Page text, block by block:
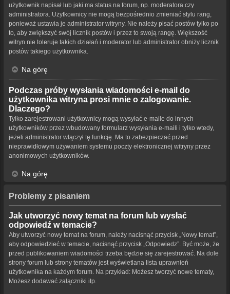
użytkownik napisał lub jaki ma status na forum, np. moderatora czy
administratora. Użytkownicy nie mogą bezpośrednio zmieniać stylu rang,
ponieważ ustawia je administrator witryny. Nie należy pisać postów tylko po
to, aby zwiększyć swój licznik postów i przez to swoją rangę. Większość
witryn nie toleruje takich działań i moderator lub administrator obniży licznik
postów takiego użytkownika.
Na górę
Podczas próby wysłania wiadomości e-mail do
użytkownika witryna prosi mnie o zalogowanie.
Dlaczego?
Tylko zarejestrowani użytkownicy mogą wysyłać e-maile do innych
użytkowników przez wbudowany formularz wysyłania e-maili i tylko wtedy,
jeżeli administrator włączył tę funkcję. Ma to zabezpieczać przed
nieprawidłowym używaniem systemu poczty elektronicznej witryny przez
anonimowych użytkowników.
Na górę
Problemy z pisaniem
Jak utworzyć nowy temat na forum lub wysłać
odpowiedź w temacie?
Aby utworzyć nowy temat na forum, należy nacisnąć przycisk „Nowy temat”,
aby odpowiedzieć w temacie, nacisnąć przycisk „Odpowiedz”. Być może, że
przed publikowaniem wiadomości trzeba będzie się zarejestrować. Na dole
strony forum lub strony tematów jest wyświetlana lista uprawnień
użytkownika na każdym forum. Na przykład: Możesz tworzyć nowe tematy,
Możesz dodawać załączniki itp.